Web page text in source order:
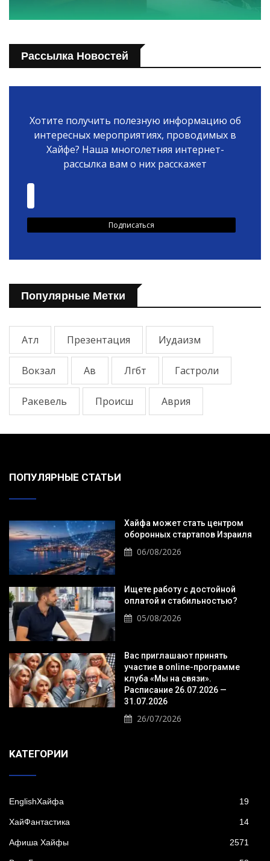
Рассылка Новостей
Хотите получить полезную информацию об
интересных мероприятиях, проводимых в
Хайфе? Наша многолетняя интернет-
рассылка вам о них расскажет
Популярные Метки
Атл Презентация Иудаизм
Вокзал Ав Лгбт Гастроли
Ракевель Происш Аврия
ПОПУЛЯРНЫЕ СТАТЬИ
Хайфа может стать центром
оборонных стартапов Израиля
06/08/2026
Ищете работу с достойной
оплатой и стабильностью?
05/08/2026
Вас приглашают принять
участие в online-программе
клуба «Мы на связи».
Расписание 26.07.2026 —
31.07.2026
26/07/2026
KАТЕГОРИИ
EnglishХайфа 19
XайФантастика 14
Афиша Хайфы 2571